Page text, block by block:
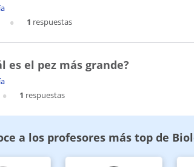
1 respuestas
es el pez más grande?
1 respuestas
a los profesores más top de